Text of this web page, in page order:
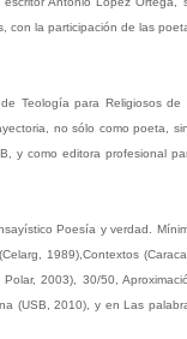
con la participación de las
Teología para Religiosos de
no sólo como poeta,
y como editora profesional
Poesía y verdad.
1989),Contextos
2003), 30/50,
(USB, 2010), y en Las